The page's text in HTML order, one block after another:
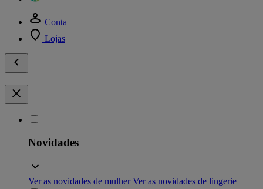
Conta
Lojas
Novidades
Ver as novidades de mulher Ver as novidades de lingerie